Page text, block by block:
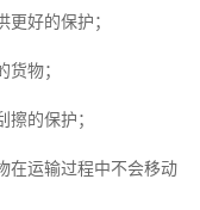
好的保护；
物；
的保护；
在运输过程中不会移动